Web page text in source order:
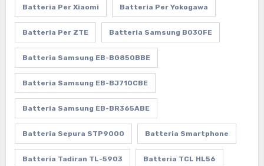
Batteria Per Xiaomi Batteria Per Yokogawa
Batteria Per ZTE Batteria Samsung B030FE
Batteria Samsung EB-BG850BBE
Batteria Samsung EB-BJ710CBE
Batteria Samsung EB-BR365ABE
Batteria Sepura STP9000 Batteria Smartphone
Batteria Tadiran TL-5903 Batteria TCL HL56